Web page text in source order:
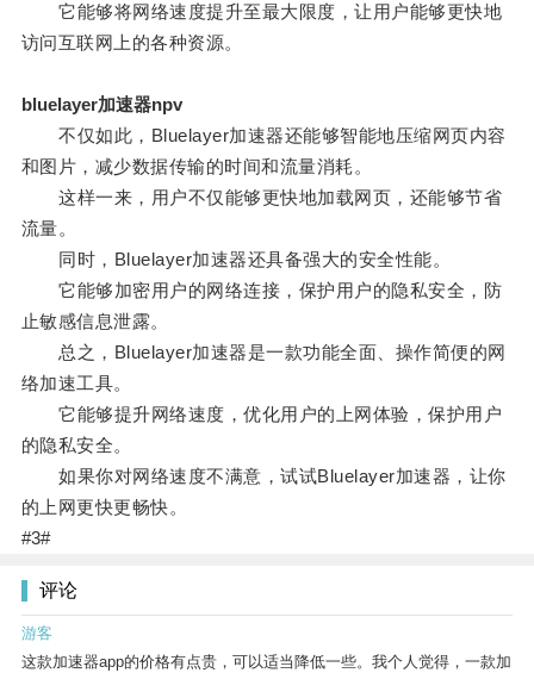
它能够将网络速度提升至最大限度，让用户能够更快地
访问互联网上的各种资源。
bluelayer加速器npv
不仅如此，Bluelayer加速器还能够智能地压缩网页内容
和图片，减少数据传输的时间和流量消耗。
这样一来，用户不仅能够更快地加载网页，还能够节省
流量。
同时，Bluelayer加速器还具备强大的安全性能。
它能够加密用户的网络连接，保护用户的隐私安全，防
止敏感信息泄露。
总之，Bluelayer加速器是一款功能全面、操作简便的网
络加速工具。
它能够提升网络速度，优化用户的上网体验，保护用户
的隐私安全。
如果你对网络速度不满意，试试Bluelayer加速器，让你
的上网更快更畅快。
#3#
评论
游客
这款加速器app的价格有点贵，可以适当降低一些。我个人觉得，一款加